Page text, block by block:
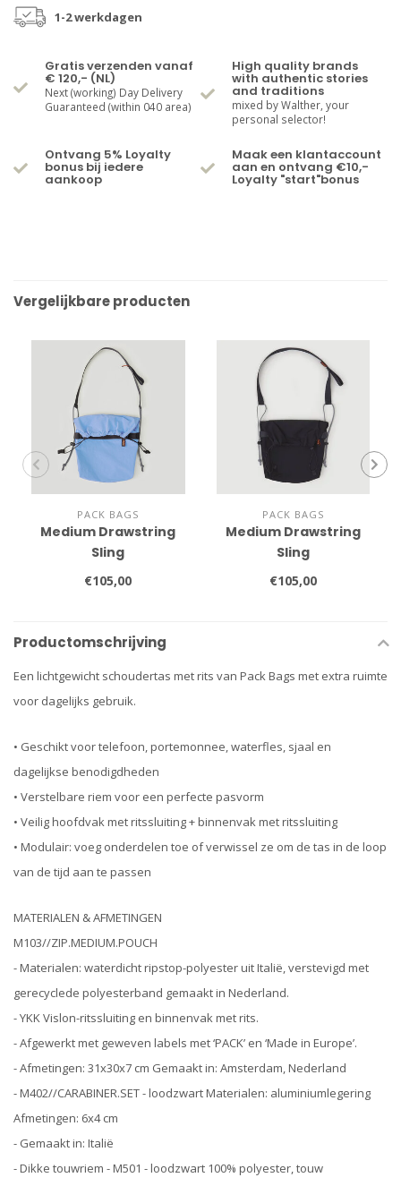
1-2 werkdagen
Gratis verzenden vanaf
€ 120,- (NL)
Next (working) Day Delivery
Guaranteed (within 040 area)
High quality brands
with authentic stories
and traditions
mixed by Walther, your
personal selector!
Ontvang 5% Loyalty
bonus bij iedere
aankoop
Maak een klantaccount
aan en ontvang €10,-
Loyalty "start"bonus
Vergelijkbare producten
PACK BAGS
Medium Drawstring
Sling
€105,00
PACK BAGS
Medium Drawstring
Sling
€105,00
Productomschrijving
Een lichtgewicht schoudertas met rits van Pack Bags met extra ruimte
voor dagelijks gebruik.
• Geschikt voor telefoon, portemonnee, waterfles, sjaal en
dagelijkse benodigdheden
• Verstelbare riem voor een perfecte pasvorm
• Veilig hoofdvak met ritssluiting + binnenvak met ritssluiting
• Modulair: voeg onderdelen toe of verwissel ze om de tas in de loop
van de tijd aan te passen
MATERIALEN & AFMETINGEN
M103//ZIP.MEDIUM.POUCH
- Materialen: waterdicht ripstop-polyester uit Italië, verstevigd met
gerecyclede polyesterband gemaakt in Nederland.
- YKK Vislon-ritssluiting en binnenvak met rits.
- Afgewerkt met geweven labels met ‘PACK’ en ‘Made in Europe’.
- Afmetingen: 31x30x7 cm Gemaakt in: Amsterdam, Nederland
- M402//CARABINER.SET - loodzwart Materialen: aluminiumlegering
Afmetingen: 6x4 cm
- Gemaakt in: Italië
- Dikke touwriem - M501 - loodzwart 100% polyester, touw